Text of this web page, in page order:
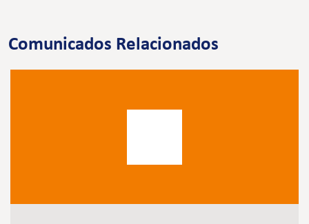
Comunicados Relacionados